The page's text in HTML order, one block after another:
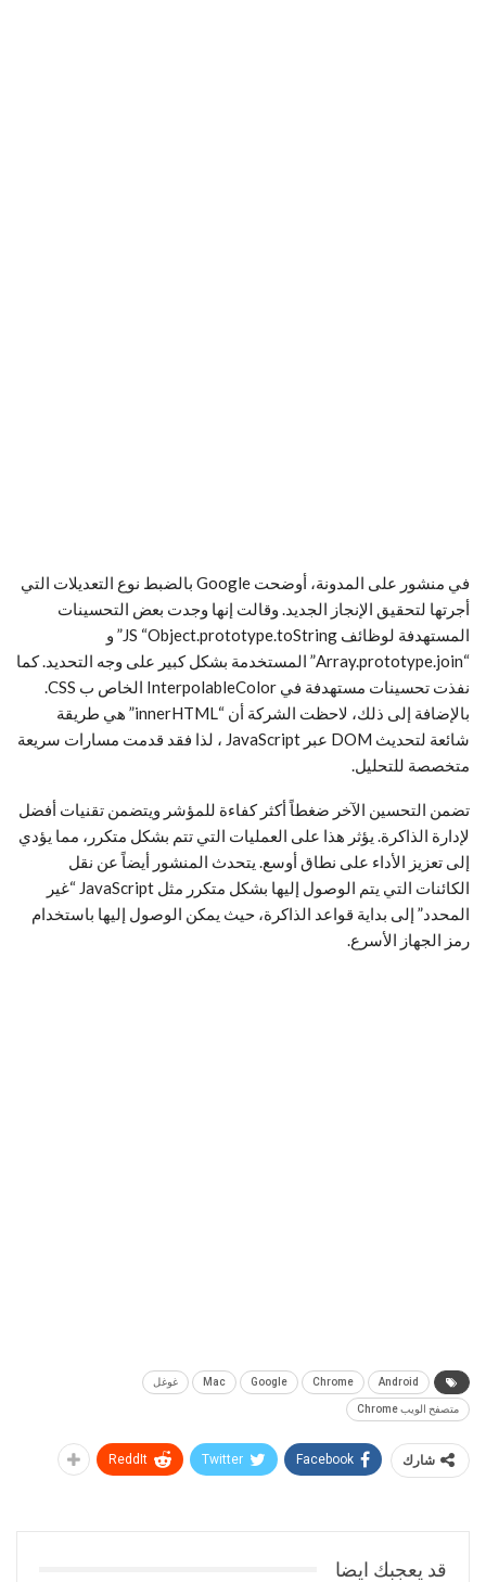
في منشور على المدونة، أوضحت Google بالضبط نوع التعديلات التي
أجرتها لتحقيق الإنجاز الجديد. وقالت إنها وجدت بعض التحسينات
المستهدفة لوظائف JS “Object.prototype.toString” و
“Array.prototype.join” المستخدمة بشكل كبير على وجه التحديد. كما
بالإضافة إلى ذلك، لاحظت الشركة أن “innerHTML” هي طريقة
شائعة لتحديث DOM عبر JavaScript ، لذا فقد قدمت مسارات سريعة
متخصصة للتحليل.
تضمن التحسين الآخر ضغطاً أكثر كفاءة للمؤشر ويتضمن تقنيات أفضل
لإدارة الذاكرة. يؤثر هذا على العمليات التي تتم بشكل متكرر، مما يؤدي
إلى تعزيز الأداء على نطاق أوسع. يتحدث المنشور أيضاً عن نقل
الكائنات التي يتم الوصول إليها بشكل متكرر مثل JavaScript “غير
المحدد” إلى بداية قواعد الذاكرة، حيث يمكن الوصول إليها باستخدام
رمز الجهاز الأسرع.
Android
Chrome
Google
Mac غوغل
متصفح الويب Chrome
شارك Facebook
Twitter
ReddIt
قد يعجبك ايضا